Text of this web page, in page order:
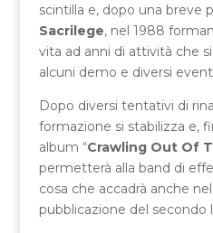
scintilla e, dopo una breve
Sacrilege, nel 1988
vita ad anni di attività che
alcuni demo e diversi
Dopo diversi tentativi di
formazione si stabilizza e,
album “Crawling Out Of
permetterà alla band di
cosa che accadrà anche
pubblicazione del secondo